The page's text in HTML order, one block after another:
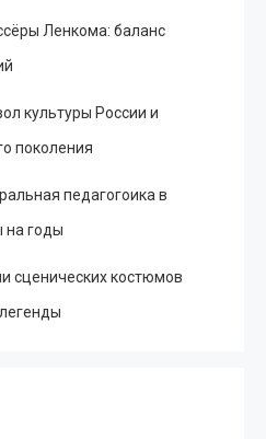
Ленкома: баланс
культуры России и
поколения
педагогоика в
на годы
сценических костюмов